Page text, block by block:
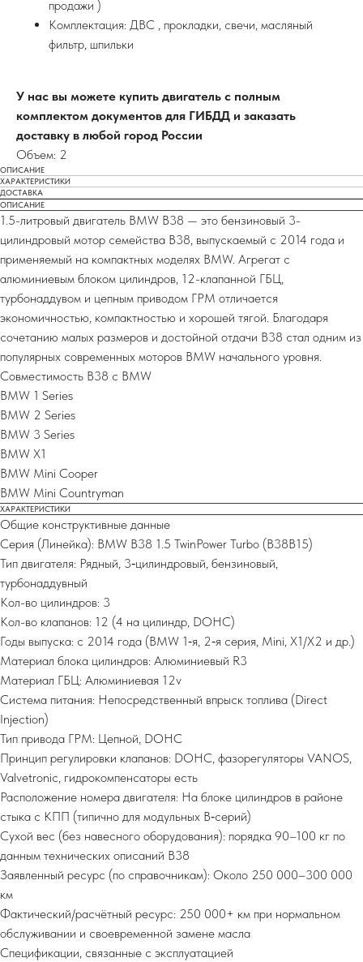
продажи )
Комплектация: ДВС , прокладки, свечи, масляный
фильтр, шпильки
У нас вы можете купить двигатель с полным
комплектом документов для ГИБДД и заказать
доставку в любой город России
Объем: 2
ОПИСАНИЕ
ХАРАКТЕРИСТИКИ
ДОСТАВКА
ОПИСАНИЕ
1.5-литровый двигатель BMW B38 — это бензиновый 3-
цилиндровый мотор семейства B38, выпускаемый с 2014 года и
применяемый на компактных моделях BMW. Агрегат с
алюминиевым блоком цилиндров, 12-клапанной ГБЦ,
турбонаддувом и цепным приводом ГРМ отличается
экономичностью, компактностью и хорошей тягой. Благодаря
сочетанию малых размеров и достойной отдачи B38 стал одним из
популярных современных моторов BMW начального уровня.
Совместимость B38 с BMW
BMW 1 Series
BMW 2 Series
BMW 3 Series
BMW X1
BMW Mini Cooper
BMW Mini Countryman
ХАРАКТЕРИСТИКИ
Общие конструктивные данные
Серия (Линейка): BMW B38 1.5 TwinPower Turbo (B38B15)
Тип двигателя: Рядный, 3‑цилиндровый, бензиновый,
турбонаддувный
Кол-во цилиндров: 3
Кол-во клапанов: 12 (4 на цилиндр, DOHC)
Годы выпуска: с 2014 года (BMW 1‑я, 2‑я серия, Mini, X1/X2 и др.)
Материал блока цилиндров: Алюминиевый R3
Материал ГБЦ: Алюминиевая 12v
Система питания: Непосредственный впрыск топлива (Direct
Injection)
Тип привода ГРМ: Цепной, DOHC
Принцип регулировки клапанов: DOHC, фазорегуляторы VANOS,
Valvetronic, гидрокомпенсаторы есть
Расположение номера двигателя: На блоке цилиндров в районе
стыка с КПП (типично для модульных B‑серий)
Сухой вес (без навесного оборудования): порядка 90–100 кг по
данным технических описаний B38
Заявленный ресурс (по справочникам): Около 250 000–300 000
км
Фактический/расчётный ресурс: 250 000+ км при нормальном
обслуживании и своевременной замене масла
Спецификации, связанные с эксплуатацией